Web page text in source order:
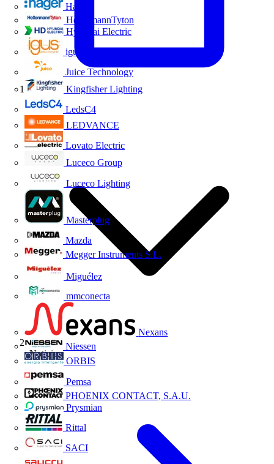
Hager
HellermannTyton
Hyundai Electric
igus
Juice Technology
Kingfisher Lighting
LedsC4
LEDVANCE
Lovato Electric
Luceco Group
Luceco Lighting
Masterplug
Mazda
Megger Instruments S.L.
Miguélez
mmconecta
Nexans
Niessen
ORBIS
Pemsa
PHOENIX CONTACT, S.A.U.
Prysmian
Rittal
SACI
Inicio
Noticias